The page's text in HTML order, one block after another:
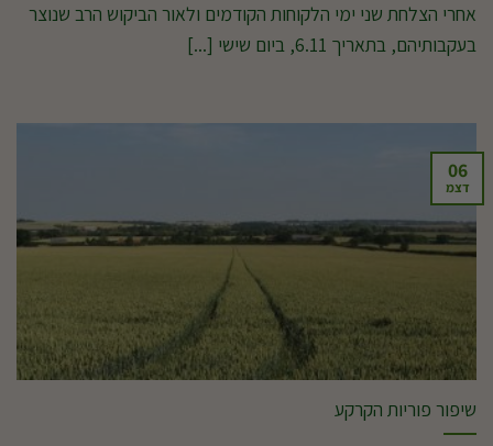
אחרי הצלחת שני ימי הלקוחות הקודמים ולאור הביקוש הרב שנוצר
בעקבותיהם, בתאריך 6.11, ביום שישי [...]
שיפור פוריות הקרקע
06
דצמ